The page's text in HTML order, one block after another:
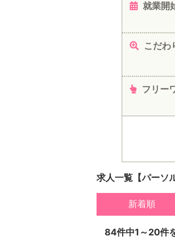
就業開
こだわ
フリー
求人一覧【パーソ
新着順
84件中1～20件